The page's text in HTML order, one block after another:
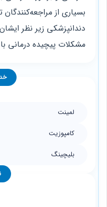
بسیاری از
دندانپزشکی زیر نظر
مشکلات پیچیده درمانی
لمینت
کامپوزیت
بلیچینگ